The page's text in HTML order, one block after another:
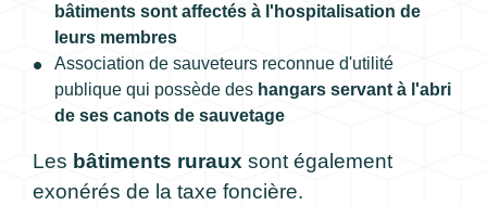
bâtiments sont affectés à l'hospitalisation de
leurs membres
Association de sauveteurs reconnue d'utilité
publique qui possède des hangars servant à l'abri
de ses canots de sauvetage
Les bâtiments ruraux sont également
exonérés de la taxe foncière.